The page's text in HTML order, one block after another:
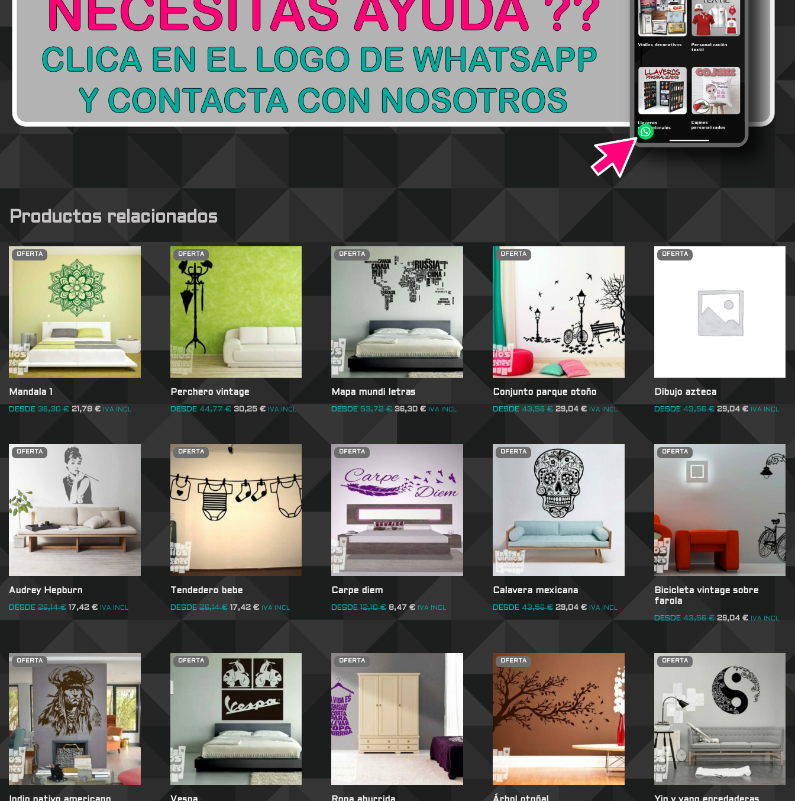
Productos relacionados
OFERTA
Mandala 1
DESDE 36,30€ 21,78 € IVA INCL
OFERTA
Perchero vintage
DESDE 44,77€ 30,25 € IVA INCL
OFERTA
Mapa mundi letras
DESDE 53,72€ 36,30€ IVA INCL
OFERTA
Conjunto parque otoño
DESDE 43,56€ 29,04 € IVA INCL
OFERTA
Dibujo azteca
DESDE 43,56€ 29,04 € IVA INCL
OFERTA
Audrey Hepburn
DESDE 26,14€ 17,42 € IVA INCL
OFERTA
Tendedero bebe
DESDE 26,14€ 17,42 € IVA INCL
OFERTA
Carpe diem
DESDE 12,10€ 8,47€ IVA INCL
OFERTA
Calavera mexicana
DESDE 43,56€ 29,04 € IVA INCL
OFERTA
Bicicleta vintage sobre
farola
DESDE 43,56€ 29,04€ IVA INCL
OFERTA OFERTA OFERTA OFERTA OFERTA